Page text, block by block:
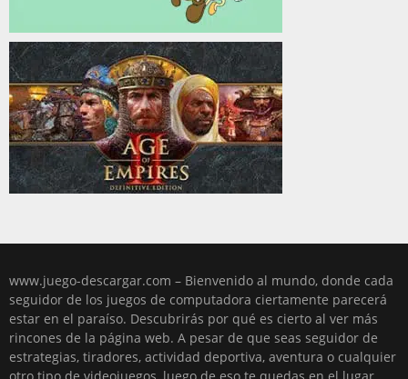
www.juego-descargar.com – Bienvenido al mundo, donde cada
seguidor de los juegos de computadora ciertamente parecerá
estar en el paraíso. Descubrirás por qué es cierto al ver más
rincones de la página web. A pesar de que seas seguidor de
estrategias, tiradores, actividad deportiva, aventura o cualquier